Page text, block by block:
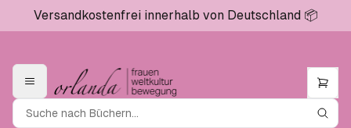
Versandkostenfrei innerhalb von Deutschland 📦